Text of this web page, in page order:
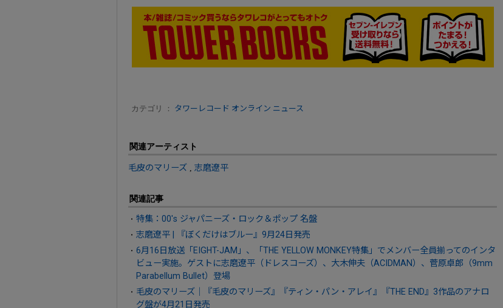
カテゴリ ： タワーレコード オンライン ニュース
関連アーティスト
毛皮のマリーズ 志磨遼平
関連記事
特集：00's ジャパニーズ・ロック＆ポップ 名盤
志磨遼平 | 『ぼくだけはブルー』9月24日発売
6月16日放送「EIGHT-JAM」、「THE YELLOW MONKEY特集」でメンバー全員揃ってのインタ
ビュー実施。ゲストに志磨遼平（ドレスコーズ）、大木伸夫（ACIDMAN）、菅原卓郎（9mm
Parabellum Bullet）登場
毛皮のマリーズ｜『毛皮のマリーズ』『ティン・パン・アレイ』『THE END』3作品のアナロ
グ盤が4月21日発売